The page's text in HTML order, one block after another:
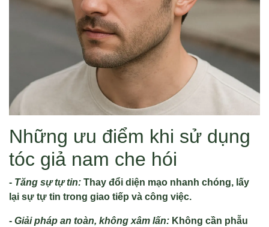
Những ưu điểm khi sử dụng
tóc giả nam che hói
- Tăng sự tự tin: Thay đổi diện mạo nhanh chóng, lấy
lại sự tự tin trong giao tiếp và công việc.
- Giải pháp an toàn, không xâm lấn: Không cần phẫu